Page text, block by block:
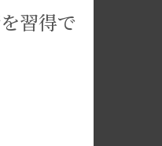
習得で